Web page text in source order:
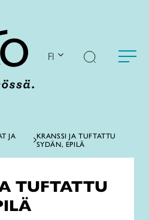
FI
JA
KRANSSI JA TUFTATTU
SYDÄN, EPILÄ
TUFTATTU